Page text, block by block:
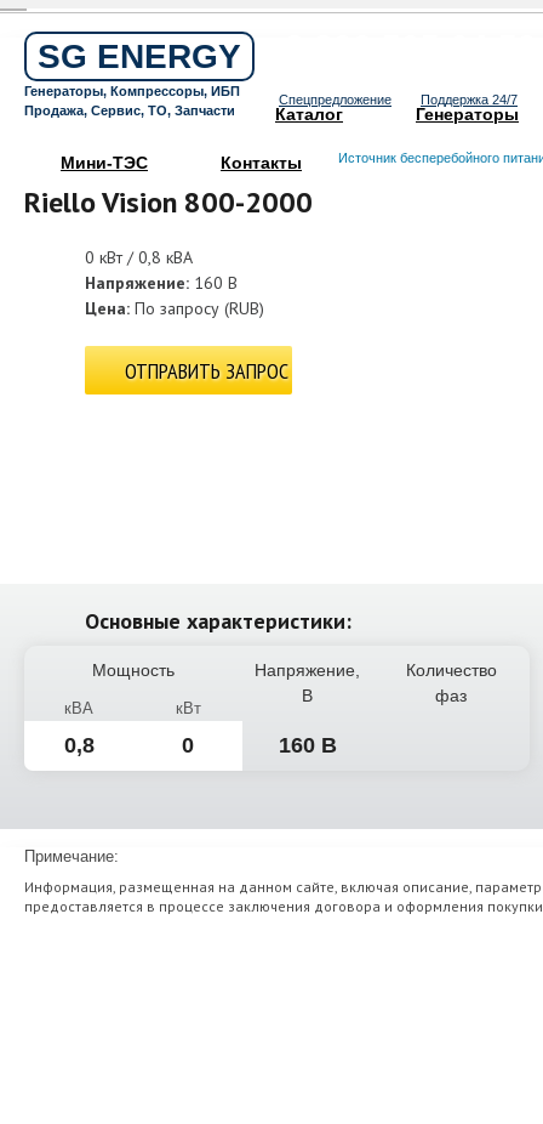
SG ENERGY
Генераторы, Компрессоры, ИБП
Продажа, Сервис, ТО, Запчасти
Спецпредложение
Поддержка 24/7
Каталог Генераторы
Мини-ТЭС Контакты Источник бесперебойного
Riello Vision 800-2000
0 кВт / 0,8 кВА
Напряжение: 160 В
Цена: По запросу (RUB)
ОТПРАВИТЬ ЗАПРОС
Основные характеристики:
Мощность
Напряжение,
В
Количество
фаз
кВА кВт
0,8 0 160 В
Примечание:
Информация, размещенная на данном сайте, включая описание,
предоставляется в процессе заключения договора и оформления